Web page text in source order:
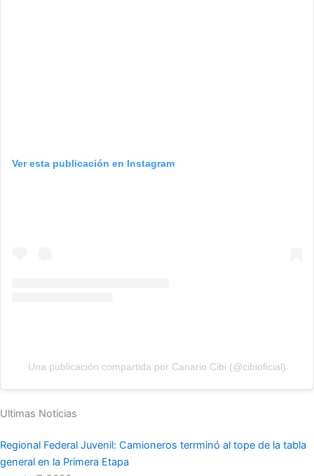
Ver esta publicación en Instagram
Una publicación compartida por Canario Cibi (@cibioficial)
Ultimas Noticias
Regional Federal Juvenil: Camioneros terrminó al tope de la tabla
general en la Primera Etapa